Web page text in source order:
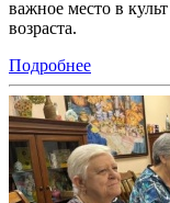
важное место в
возраста.
Подробнее